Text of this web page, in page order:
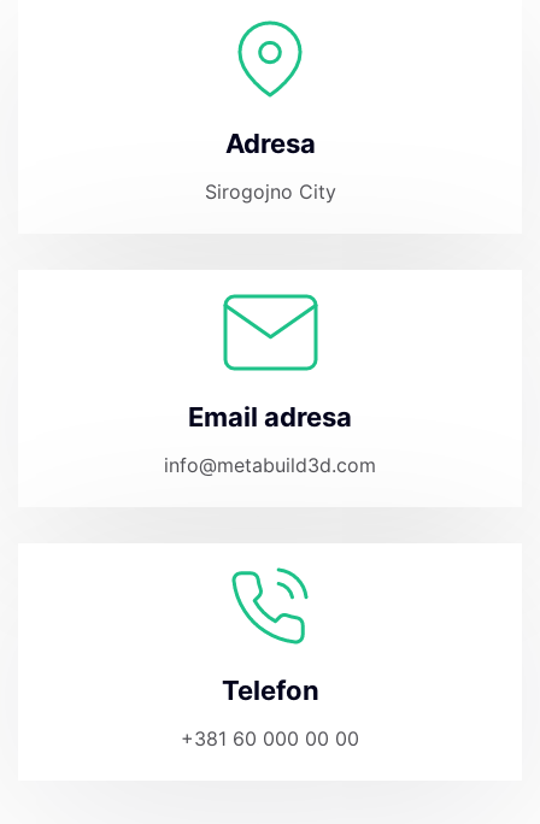
Adresa
Sirogojno City
Email adresa
info@metabuild3d.com
Telefon
+381 60 000 00 00